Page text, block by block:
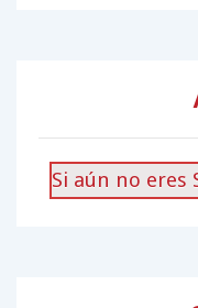
Si aún no eres